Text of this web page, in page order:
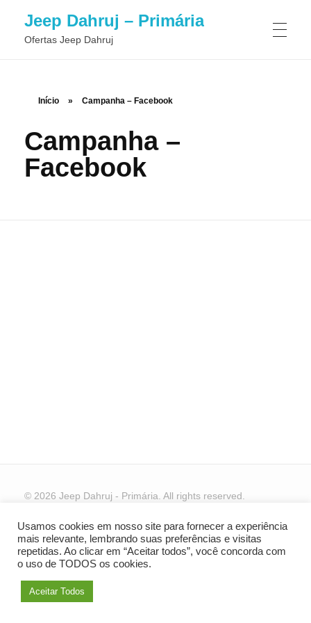
Jeep Dahruj – Primária
Ofertas Jeep Dahruj
Início » Campanha – Facebook
Campanha –
Facebook
© 2026 Jeep Dahruj - Primária. All rights reserved.
Usamos cookies em nosso site para fornecer a experiência
mais relevante, lembrando suas preferências e visitas
repetidas. Ao clicar em “Aceitar todos”, você concorda com
o uso de TODOS os cookies.
Aceitar Todos